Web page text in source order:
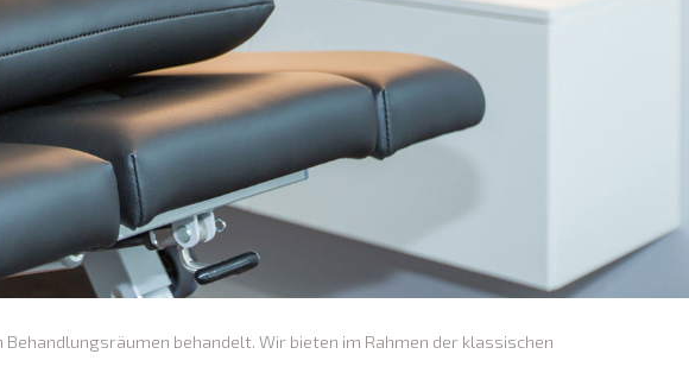
behandelt. Wir bieten im Rahmen der klassischen